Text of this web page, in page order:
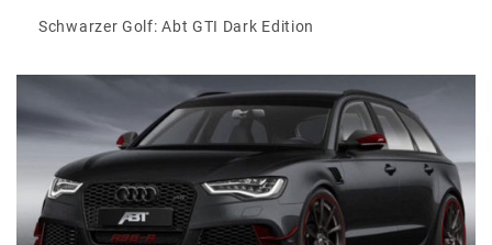
Schwarzer Golf: Abt GTI Dark Edition